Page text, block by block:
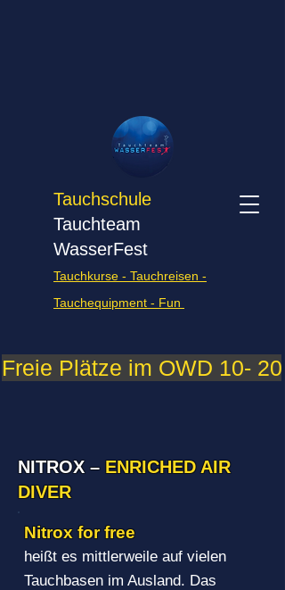
Tauchschule
Tauchteam
WasserFest
Tauchkurse - Tauchreisen -
Tauchequipment - Fun
Freie Plätze im OWD 10-
NITROX – ENRICHED AIR
DIVER
Nitrox for free
heißt es mittlerweile auf vielen
Tauchbasen im Ausland. Das